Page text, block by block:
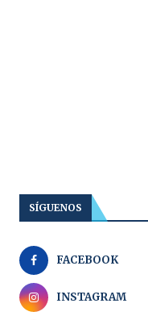
SÍGUENOS
FACEBOOK
INSTAGRAM